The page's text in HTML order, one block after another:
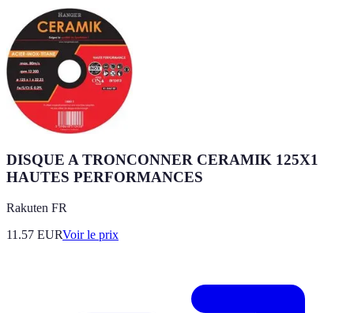
DISQUE A TRONCONNER CERAMIK 125X1
HAUTES PERFORMANCES
Rakuten FR
11.57 EURVoir le prix